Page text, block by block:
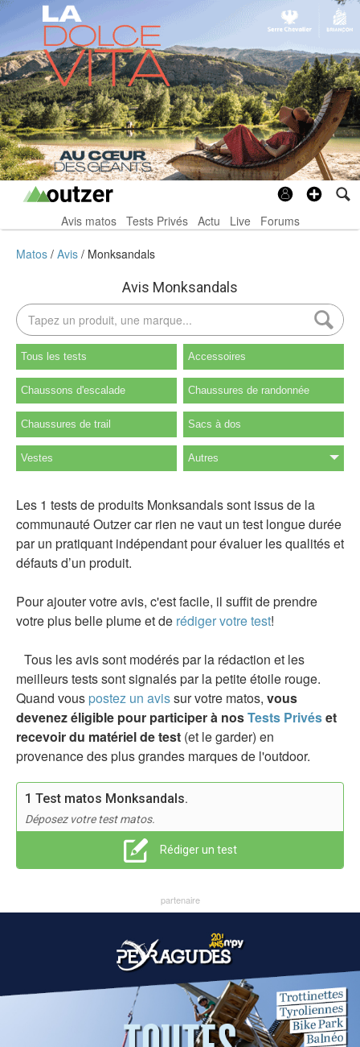
Avis matos Tests Privés Actu Live Forums
Matos Avis Monksandals
Avis Monksandals
Tous les tests Accessoires
Chaussons d'escalade Chaussures de randonnée
Chaussures de trail Sacs à dos
Vestes Autres
Les 1 tests de produits Monksandals sont issus de la
communauté Outzer car rien ne vaut un test longue durée
par un pratiquant indépendant pour évaluer les qualités et
défauts d’un produit.
Pour ajouter votre avis, c'est facile, il suffit de prendre
votre plus belle plume et de rédiger votre test!
Tous les avis sont modérés par la rédaction et les
meilleurs tests sont signalés par la petite étoile rouge.
Quand vous postez un avissur votre matos, vous
devenez éligible pour participer à nosTests Privéset
recevoir du matériel de test (et le garder) en
provenance des plus grandes marques de l'outdoor.
1 Test matos Monksandals.
Déposez votre test matos.
Rédiger un test